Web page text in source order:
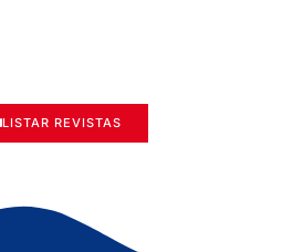
LISTAR REVISTAS